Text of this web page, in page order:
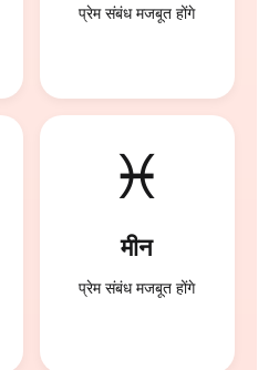
प्रेम संबंध मजबूत होंगे
♓
मीन
प्रेम संबंध मजबूत होंगे